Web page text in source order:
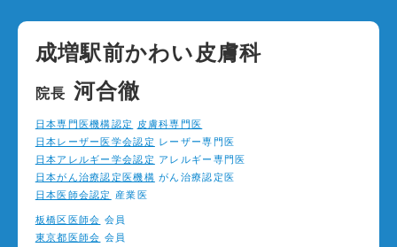
成増駅前かわい皮膚科
院長 河合徹
日本専門医機構認定
皮膚科専門医
日本レーザー医学会認定 レーザー専門医
日本アレルギー学会認定 アレルギー専門医
日本がん治療認定医機構 がん治療認定医
日本医師会認定
産業医
板橋区医師会 会員
東京都医師会 会員